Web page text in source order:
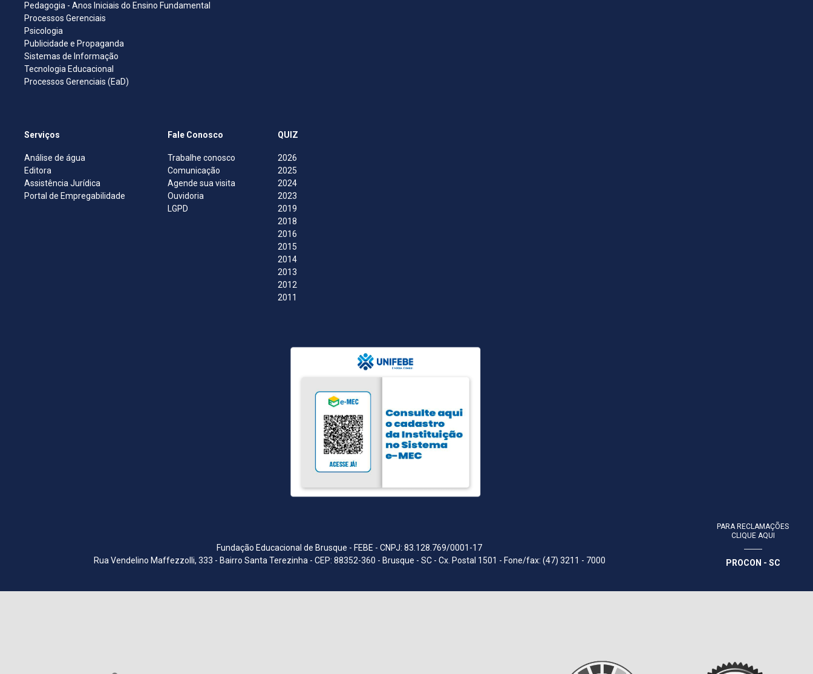
Pedagogia - Anos Iniciais do Ensino Fundamental
Processos Gerenciais
Psicologia
Publicidade e Propaganda
Sistemas de Informação
Tecnologia Educacional
Processos Gerenciais (EaD)
Serviços
Análise de água
Editora
Assistência Jurídica
Portal de Empregabilidade
Fale Conosco
Trabalhe conosco
Comunicação
Agende sua visita
Ouvidoria
LGPD
QUIZ
2026
2025
2024
2023
2019
2018
2016
2015
2014
2013
2012
2011
Fundação Educacional de Brusque - FEBE - CNPJ: 83.128.769/0001-17
Rua Vendelino Maffezzolli, 333 - Bairro Santa Terezinha - CEP: 88352-360 - Brusque - SC - Cx. Postal 1501 - Fone/fax: (47) 3211 - 7000
PARA RECLAMAÇÕES
CLIQUE AQUI
PROCON - SC